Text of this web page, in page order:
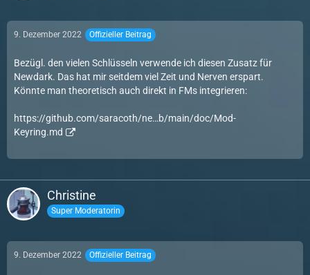
9. Dezember 2022 Offizieller Beitrag
Bezügl. den vielen Schlüsseln verwende ich diesen Zusatz für
Newdark. Das hat mir seitdem viel Zeit und Nerven erspart.
Könnte man theoretisch auch direkt in FMs integrieren:
https://github.com/saracoth/ne…b/main/doc/Mod-
Keyring.md
Christine
Super Moderatorin
9. Dezember 2022 Offizieller Beitrag